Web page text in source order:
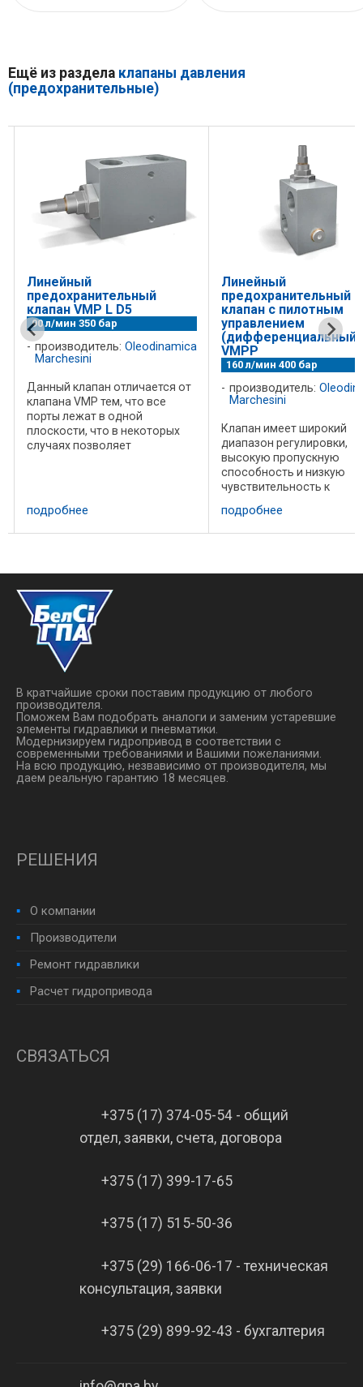
Ещё из раздела клапаны давления
(предохранительные)
Линейный
предохранительный
клапан VMP L D5
90 л/мин 350 бар
производитель: Oleodinamica
Marchesini
Данный клапан отличается от
клапана VMP тем, что все
порты лежат в одной
плоскости, что в некоторых
случаях позволяет
Уплотнение Buna N
Герметичность:
незначительные утечки ...
подробнее
Линейный
предохранительный
клапан с пилотным
управлением
(дифференциальный)
VMPP
160 л/мин 400 бар
производитель:
Marchesini
Клапан имеет широкий
диапазон регулировки,
высокую пропускную
способность и низкую
чувствительность к
сравнению с
предохранительным
меньшую скорость
подробнее
В кратчайшие сроки поставим продукцию от любого
производителя.
Поможем Вам подобрать аналоги и заменим устаревшие
элементы гидравлики и пневматики.
Модернизируем гидропривод в соответствии с
современными требованиями и Вашими пожеланиями.
На всю продукцию, незвависимо от производителя, мы
даем реальную гарантию 18 месяцев.
РЕШЕНИЯ
О компании
Производители
Ремонт гидравлики
Расчет гидропривода
СВЯЗАТЬСЯ
+375 (17) 374-05-54 - общий
отдел, заявки, счета, договора
+375 (17) 399-17-65
+375 (17) 515-50-36
+375 (29) 166-06-17 - техническая
консультация, заявки
+375 (29) 899-92-43 - бухгалтерия